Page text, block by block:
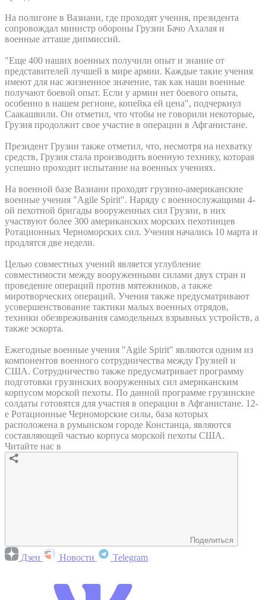
На полигоне в Вазиани, где проходят учения, президента
сопровождал министр обороны Грузии Бачо Ахалая и
военные атташе дипмиссий.
"Еще 400 наших военных получили опыт и знание от
представителей лучшей в мире армии. Каждые такие учения
имеют для нас жизненное значение, так как наши военные
получают боевой опыт. Если у армии нет боевого опыта,
особенно в нашем регионе, копейка ей цена", подчеркнул
Саакашвили. Он отметил, что чтобы не говорили некоторые,
Грузия продолжит свое участие в операции в Афганистане.
Президент Грузии также отметил, что, несмотря на нехватку
средств, Грузия стала производить военную технику, которая
успешно проходит испытание на военных учениях.
На военной базе Вазиани проходят грузино-американские
военные учения "Agile Spirit". Наряду с военнослужащими 4-
ой пехотной бригады вооруженных сил Грузии, в них
участвуют более 300 американских морских пехотинцев
Ротационных Черноморских сил. Учения начались 10 марта и
продлятся две недели.
Целью совместных учений является углубление
совместимости между вооруженными силами двух стран и
проведение операций против мятежников, а также
миротворческих операций. Учения также предусматривают
усовершенствование тактики малых военных отрядов,
техники обезвреживания самодельных взрывных устройств, а
также эскорта.
Ежегодные военные учения "Agile Spirit" являются одним из
компонентов военного сотрудничества между Грузией и
США. Сотрудничество также предусматривает программу
подготовки грузинских вооруженных сил американским
корпусом морской пехоты. По данной программе грузинские
солдаты готовятся для участия в операции в Афганистане. 12-
е Ротационные Черноморские силы, база которых
расположена в румынском городе Констанца, являются
составляющей частью корпуса морской пехоты США.
Читайте нас в
Поделиться
Дзен Новости Telegram